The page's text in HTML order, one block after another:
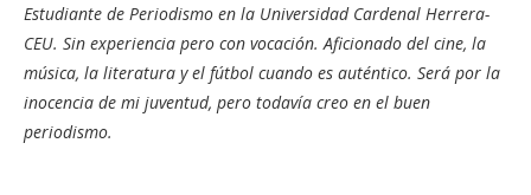
Estudiante de Periodismo en la Universidad Cardenal Herrera-
CEU. Sin experiencia pero con vocación. Aficionado del cine, la
música, la literatura y el fútbol cuando es auténtico. Será por la
inocencia de mi juventud, pero todavía creo en el buen
periodismo.